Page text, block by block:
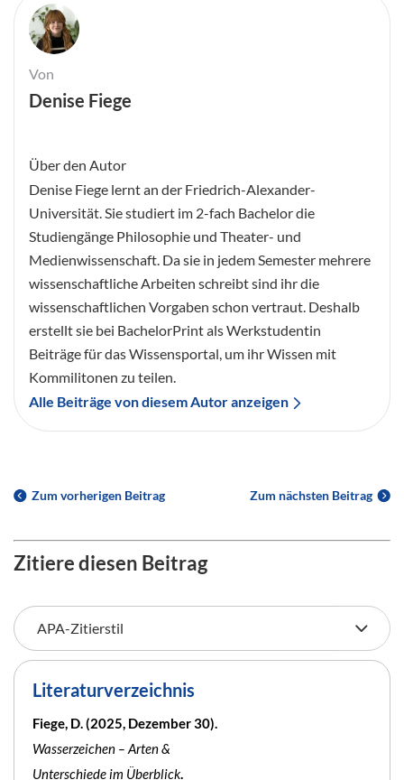
Von
Denise Fiege
Über den Autor
Denise Fiege lernt an der Friedrich-Alexander-
Universität. Sie studiert im 2-fach Bachelor die
Studiengänge Philosophie und Theater- und
Medienwissenschaft. Da sie in jedem Semester mehrere
wissenschaftliche Arbeiten schreibt sind ihr die
wissenschaftlichen Vorgaben schon vertraut. Deshalb
erstellt sie bei BachelorPrint als Werkstudentin
Beiträge für das Wissensportal, um ihr Wissen mit
Kommilitonen zu teilen.
Alle Beiträge von diesem Autor anzeigen
Zum vorherigen Beitrag Zum nächsten Beitrag
Zitiere diesen Beitrag
Literaturverzeichnis
Fiege, D. (2025, Dezember 30).
Wasserzeichen – Arten &
Unterschiede im Überblick.